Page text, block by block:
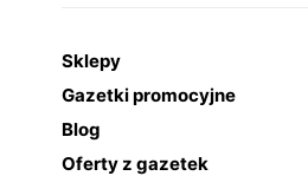
Sklepy
Gazetki promocyjne
Blog
Oferty z gazetek